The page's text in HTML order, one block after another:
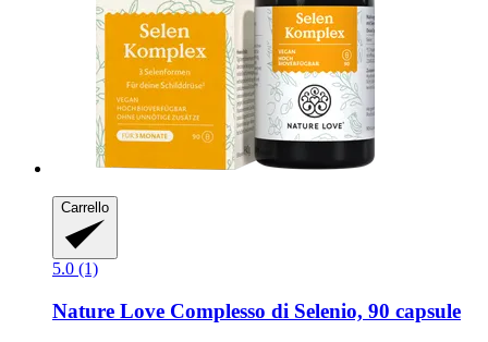
Carrello
5.0 (1)
Nature Love Complesso di Selenio, 90 capsule